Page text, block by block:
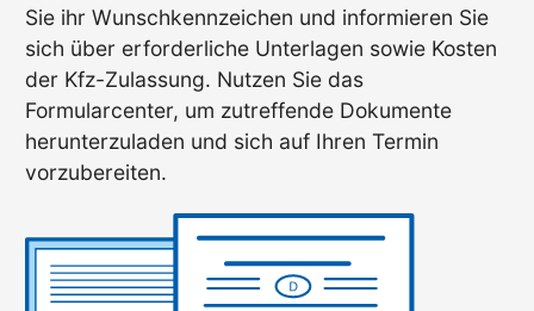
Sie ihr Wunschkennzeichen und informieren Sie
sich über erforderliche Unterlagen sowie Kosten
der Kfz-Zulassung. Nutzen Sie das
Formularcenter, um zutreffende Dokumente
herunterzuladen und sich auf Ihren Termin
vorzubereiten.